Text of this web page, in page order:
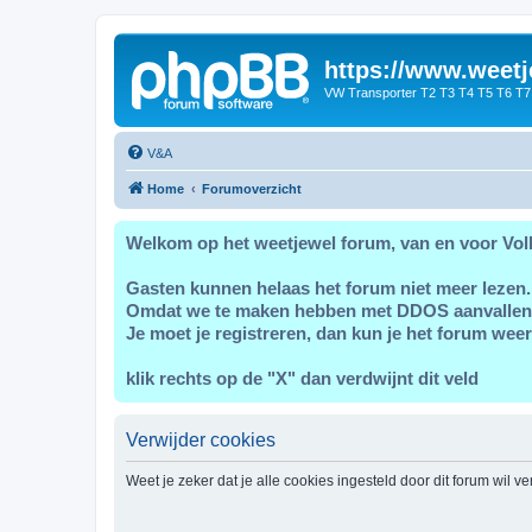
https://
VW Transporter T2 T3 T4 T5 T6
V&A
Home Forumoverzicht
Welkom op het weetjewel forum, van en voor
Gasten kunnen helaas het forum niet meer lezen.
Omdat we te maken hebben met DDOS
Je moet je registreren, dan kun je het forum
klik rechts op de "X" dan verdwijnt dit veld
Verwijder cookies
Weet je zeker dat je alle cookies ingesteld door dit forum wil